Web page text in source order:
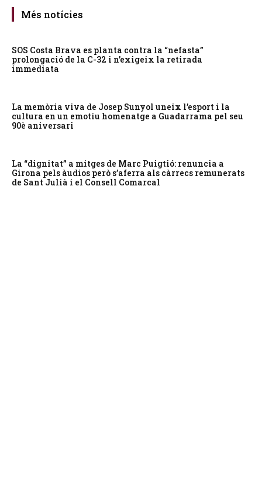
Més notícies
SOS Costa Brava es planta contra la “nefasta”
prolongació de la C-32 i n’exigeix la retirada
immediata
La memòria viva de Josep Sunyol uneix l’esport i la
cultura en un emotiu homenatge a Guadarrama pel seu
90è aniversari
La “dignitat” a mitges de Marc Puigtió: renuncia a
Girona pels àudios però s’aferra als càrrecs remunerats
de Sant Julià i el Consell Comarcal